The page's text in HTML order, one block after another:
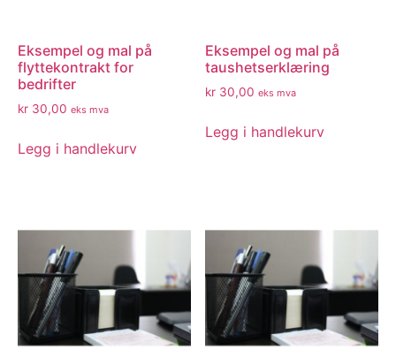
Eksempel og mal på
flyttekontrakt for
bedrifter
kr 30,00 eks mva
Legg i handlekurv
Eksempel og mal på
taushetserklæring
kr 30,00 eks mva
Legg i handlekurv